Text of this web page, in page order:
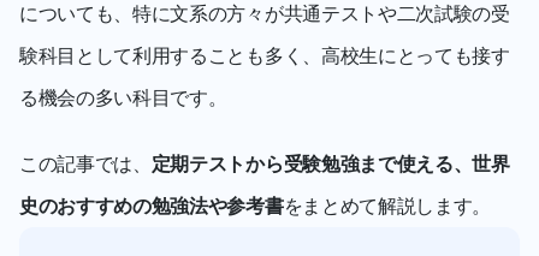
についても、特に文系の方々が共通テストや二次試験の受
験科目として利用することも多く、高校生にとっても接す
る機会の多い科目です。
この記事では、 定期テストから受験勉強まで使える、世界
史のおすすめの勉強法や参考書をまとめて解説します。